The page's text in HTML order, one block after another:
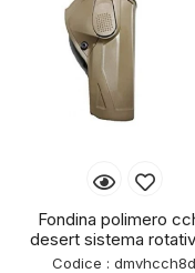
Fondina polimero
desert sistema
Codice : dmvhcch8d